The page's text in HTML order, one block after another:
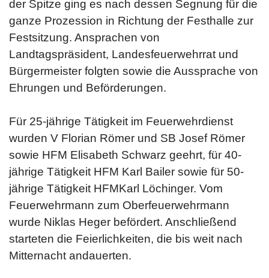
der Spitze ging es nach dessen Segnung für die
ganze Prozession in Richtung der Festhalle zur
Festsitzung. Ansprachen von
Landtagspräsident, Landesfeuerwehrrat und
Bürgermeister folgten sowie die Aussprache von
Ehrungen und Beförderungen.
Für 25-jährige Tätigkeit im Feuerwehrdienst
wurden V Florian Römer und SB Josef Römer
sowie HFM Elisabeth Schwarz geehrt, für 40-
jährige Tätigkeit HFM Karl Bailer sowie für 50-
jährige Tätigkeit HFMKarl Löchinger. Vom
Feuerwehrmann zum Oberfeuerwehrmann
wurde Niklas Heger befördert. Anschließend
starteten die Feierlichkeiten, die bis weit nach
Mitternacht andauerten.